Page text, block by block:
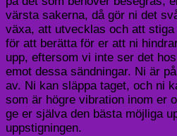
värsta sakerna, då gör ni det
växa, att utvecklas och att
för att berätta för er att ni
upp, eftersom vi inte ser det
emot dessa sändningar. Ni är
av. Ni kan släppa taget, och ni
som är högre vibration inom er
ge er själva den bästa möjliga
uppstigningen.